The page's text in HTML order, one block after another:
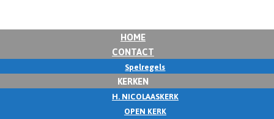
HOME
CONTACT
Spelregels
KERKEN
H. NICOLAASKERK
OPEN KERK